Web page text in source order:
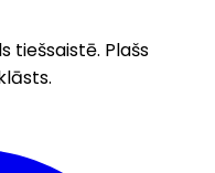
tiešsaistē. Plašs